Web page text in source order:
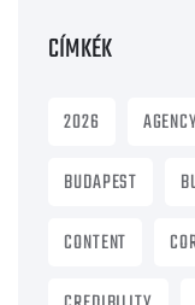
CÍMKÉK
2026
BUDAPEST
CONTENT